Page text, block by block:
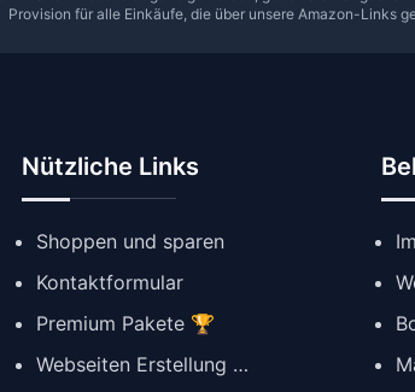
Provision für alle Einkäufe, die über unsere Amazon-Links
Nützliche Links
Shoppen und sparen
Kontaktformular
Premium Pakete 🏆
Webseiten Erstellung ✨